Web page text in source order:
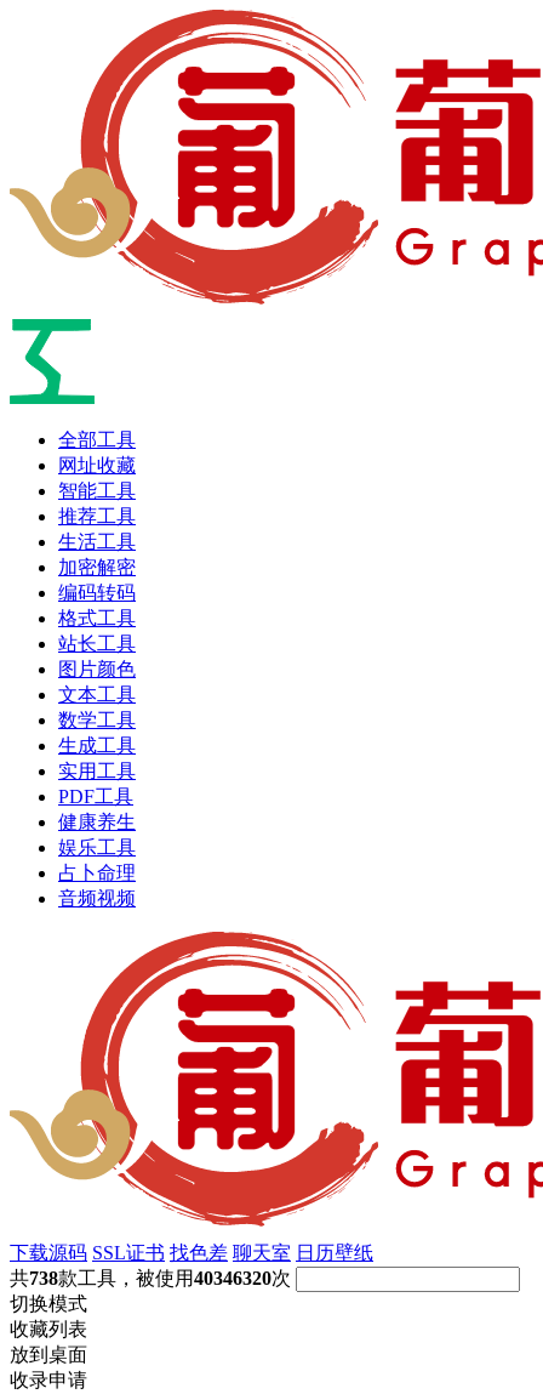
全部工具
网址收藏
智能工具
推荐工具
生活工具
加密解密
编码转码
格式工具
站长工具
图片颜色
文本工具
数学工具
生成工具
实用工具
PDF工具
健康养生
娱乐工具
占卜命理
音频视频
下载源码 SSL证书 找色差 聊天室 日历壁纸
共738款工具，被使用40346320次
切换模式
收藏列表
放到桌面
收录申请